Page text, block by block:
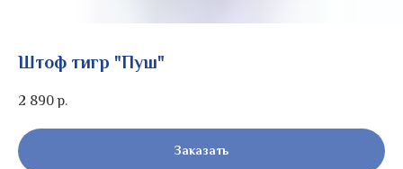
Штоф тигр "Пуш"
2 890 р.
Заказать